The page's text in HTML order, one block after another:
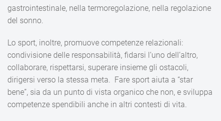
gastrointestinale, nella termoregolazione, nella regolazione
del sonno.
Lo sport, inoltre, promuove competenze relazionali:
condivisione delle responsabilità, fidarsi l’uno dell’altro,
collaborare, rispettarsi, superare insieme gli ostacoli,
dirigersi verso la stessa meta. Fare sport aiuta a “star
bene”, sia da un punto di vista organico che non, e sviluppa
competenze spendibili anche in altri contesti di vita.